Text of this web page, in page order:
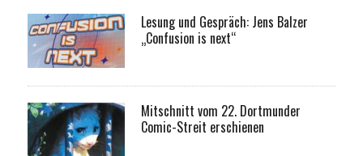
Lesung und Gespräch: Jens Balzer
„Confusion is next“
Mitschnitt vom 22. Dortmunder
Comic-Streit erschienen